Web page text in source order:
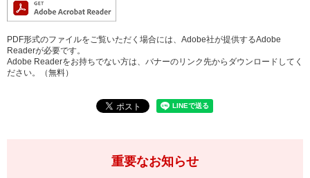
PDF形式のファイルをご覧いただく場合には、Adobe社が提供するAdobe
Readerが必要です。
Adobe Readerをお持ちでない方は、バナーのリンク先からダウンロードしてく
ださい。（無料）
重要なお知らせ